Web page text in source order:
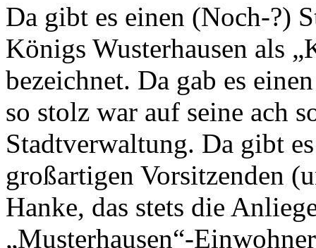
Da gibt es einen (Noch-?)
Königs Wusterhausen als
bezeichnet. Da gab es
so stolz war auf seine ach
Stadtverwaltung. Da gibt
großartigen Vorsitzenden
Hanke, das stets die
„Musterhausen“-